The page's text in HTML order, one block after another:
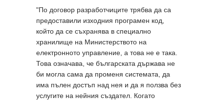
"По договор разработчиците трябва да са
предоставили изходния програмен код,
който да се съхранява в специално
хранилище на Министерството на
електронното управление, а това не е така.
Това означава, че българската държава не
би могла сама да променя системата, да
има пълен достъп над нея и да я ползва без
услугите на нейния създател. Когато